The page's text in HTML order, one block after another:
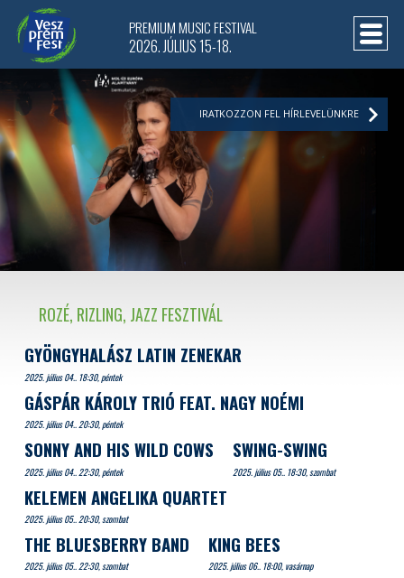
ROZÉ, RIZLING, JAZZ FESZTIVÁL
GYÖNGYHALÁSZ LATIN ZENEKAR
2025. július 04.. 18:30, péntek
GÁSPÁR KÁROLY TRIÓ FEAT. NAGY NOÉMI
2025. július 04.. 20:30, péntek
SONNY AND HIS WILD COWS
2025. július 04.. 22:30, péntek
SWING-SWING
2025. július 05.. 18:30, szombat
KELEMEN ANGELIKA QUARTET
2025. július 05.. 20:30, szombat
THE BLUESBERRY BAND
2025. július 05.. 22:30, szombat
KING BEES
2025. július 06.. 18:00, vasárnap
PREMIUM MUSIC FESTIVAL
2026. JÚLIUS 15-18.
IRATKOZZON FEL HÍRLEVELÜNKRE